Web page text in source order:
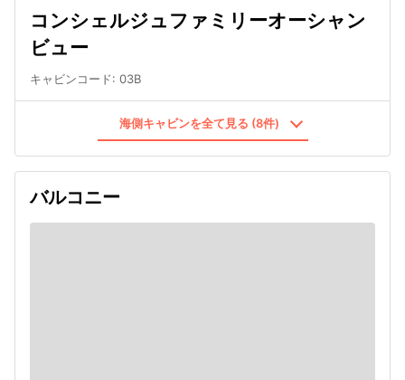
コンシェルジュファミリーオーシャン
ビュー
キャビンコード: 03B
海側キャビンを全て見る (8件)
バルコニー